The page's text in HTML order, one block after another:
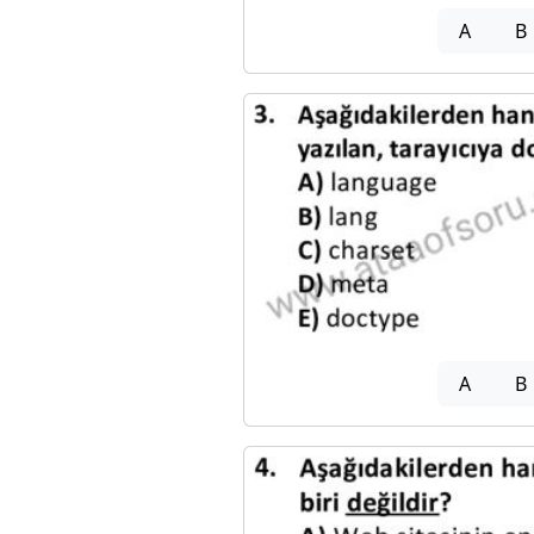
A B
A B